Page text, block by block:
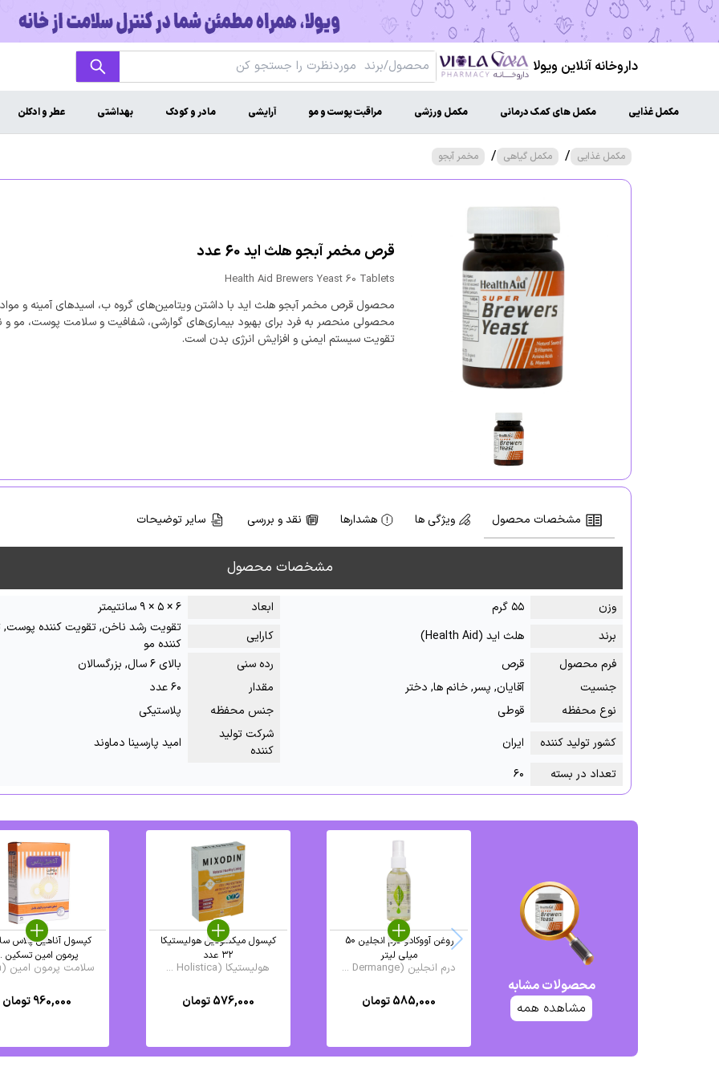
داروخانه آنلاین ویولا
مکمل غذایی مکمل های کمک درمانی مکمل ورزشی مراقبت پوست و مو آرایشی مادر و کودک بهداشتی عطر و ادکلن
مکمل غذایی / مکمل گیاهی / مخمر آبجو
قرص مخمر آبجو هلث اید 60 عدد
Health Aid Brewers Yeast 60 Tablets
محصول قرص مخمر آبجو هلث اید با داشتن ویتامین‌های گروه ب، اسیدهای آمینه و
محصولی منحصر به فرد برای بهبود بیماری‌های گوارشی، شفافیت و سلامت پوست، مو و
تقویت سیستم ایمنی و افزایش انرژی بدن است.
مشخصات محصول ویژگی ها هشدارها نقد و بررسی سایر توضیحات
مشخصات محصول
وزن ۵۵ گرم ابعاد
۶ × ۵ × ۹ سانتیمتر
برند
هلث اید (Health Aid) کارایی
تقویت رشد ناخن, تقویت کننده پوست,
کننده مو
فرم محصول
قرص رده سنی
بالای ۶ سال, بزرگسالان
جنسیت
آقایان, پسر, خانم ها, دختر مقدار
۶۰ عدد
نوع محفظه
قوطی جنس محفظه
پلاستیکی
کشور تولید کننده
ایران
شرکت تولید
کننده
امید پارسینا دماوند
تعداد در بسته
۶۰
محصولات مشابه
مشاهده همه
روغن آووکادو درم انجلین 50
میلی لیتر
درم انجلین (Dermange ...
585,000تومان
کپسول میکسودین هولیستیکا
۳۲ عدد
هولیستیکا (Holistica ...
576,000تومان
کپسول آناهیل پلاس
پرمون امین تسکین
سلامت پرمون امین (Sa ...
960,000تومان